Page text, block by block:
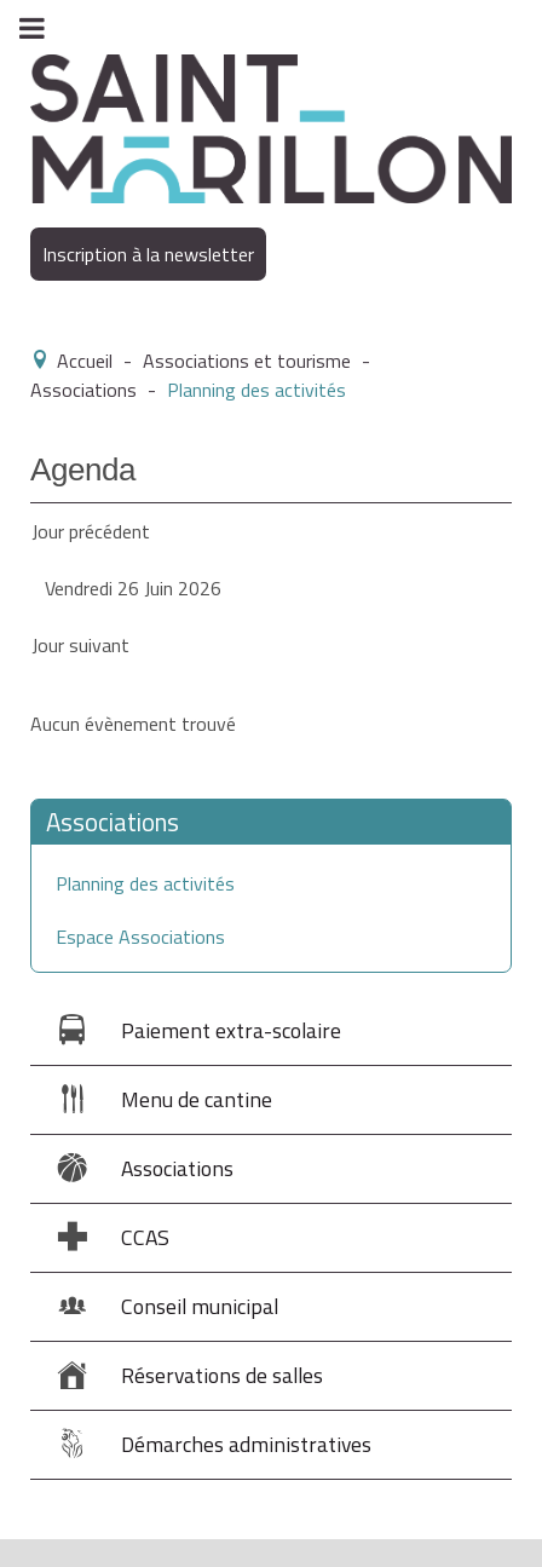
Inscription à la newsletter
Accueil - Associations et tourisme -
Associations - Planning des activités
Agenda
Jour précédent
Vendredi 26 Juin 2026
Jour suivant
Aucun évènement trouvé
Associations
Planning des activités
Espace Associations
Paiement extra-scolaire
Menu de cantine
Associations
CCAS
Conseil municipal
Réservations de salles
Démarches administratives